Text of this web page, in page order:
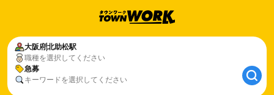
大阪府北助松駅
職種を選択してください
急募
キーワードを選択してください